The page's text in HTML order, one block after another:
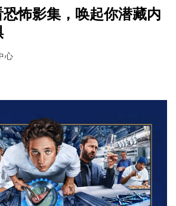
恐怖影集，唤起你潜藏内
心